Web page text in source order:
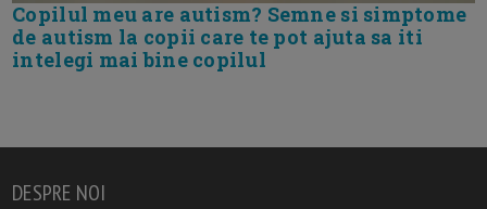
Copilul meu are autism? Semne si simptome
de autism la copii care te pot ajuta sa iti
intelegi mai bine copilul
DESPRE NOI